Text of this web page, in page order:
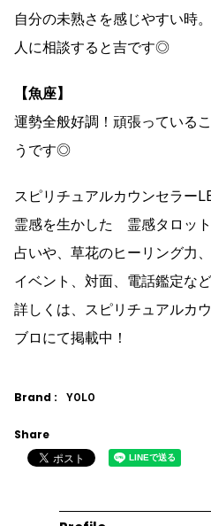
自分の未熟さを感じやすい時
人に相談すると吉です◎
【魚座】
運勢全般好調！頑張っている
うです◎
スピリチュアルカウンセラー
霊感を生かした 霊感タロッ
占いや、草花のヒーリング力
イベント、対面、電話鑑定な
詳しくは、スピリチュアルカ
ブロにて掲載中！
Brand : YOLO
Share